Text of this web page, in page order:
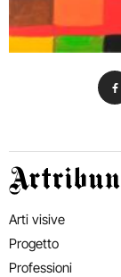
Artribune
Arti visive
Progetto
Professioni